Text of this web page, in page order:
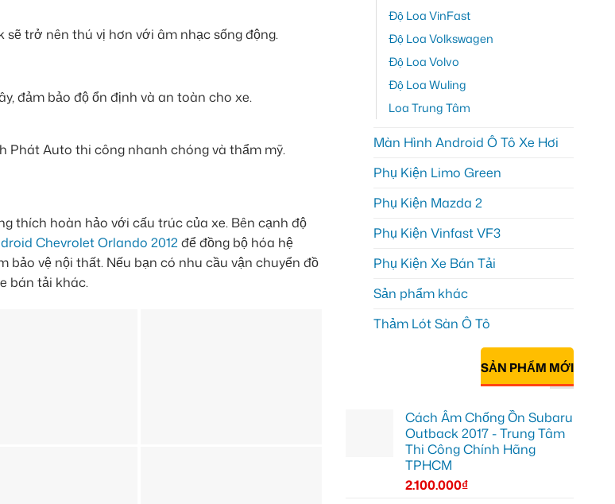
trở nên thú vị hơn với âm nhạc sống động.
đảm bảo độ ổn định và an toàn cho xe.
Phát Auto thi công nhanh chóng và thẩm mỹ.
thích hoàn hảo với cấu trúc của xe. Bên cạnh độ
Chevrolet Orlando 2012để đồng bộ hóa hệ
bảo vệ nội thất. Nếu bạn có nhu cầu vận chuyển đồ
bán tải khác.
Độ Loa VinFast
Độ Loa Volkswagen
Độ Loa Volvo
Độ Loa Wuling
Loa Trung Tâm
Màn Hình Android Ô Tô Xe Hơi
Phụ Kiện Limo Green
Phụ Kiện Mazda 2
Phụ Kiện Vinfast VF3
Phụ Kiện Xe Bán Tải
Sản phẩm khác
Thảm Lót Sàn Ô Tô
SẢN PHẨM MỚI
Cách Âm Chống Ồn Subaru
Outback 2017 - Trung Tâm
Thi Công Chính Hãng
TPHCM
2.100.000₫